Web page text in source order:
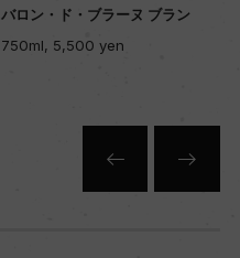
バロン・ド・ブラーヌ ブラン
750ml, 5,500 yen